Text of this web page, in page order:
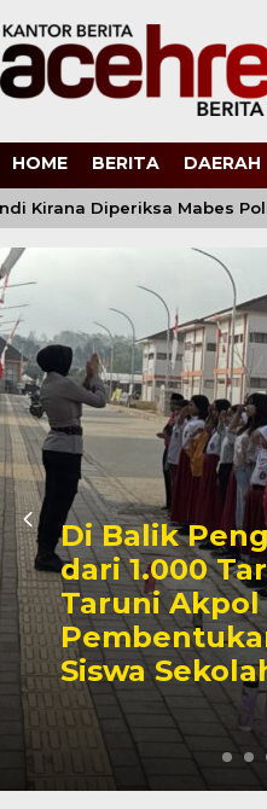
HOME BERITA DAERAH
Kirana Diperiksa Mabes
Di Balik
dari 1.000
Taruni
Siswa